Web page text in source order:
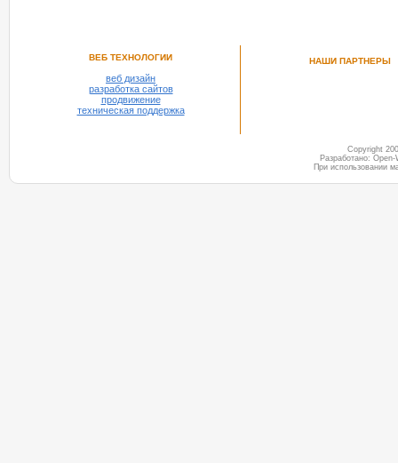
ВЕБ ТЕХНОЛОГИИ
веб дизайн
разработка сайтов
продвижение
техническая поддержка
НАШИ ПАРТНЕРЫ
Copyright
Разработано:
При использовании